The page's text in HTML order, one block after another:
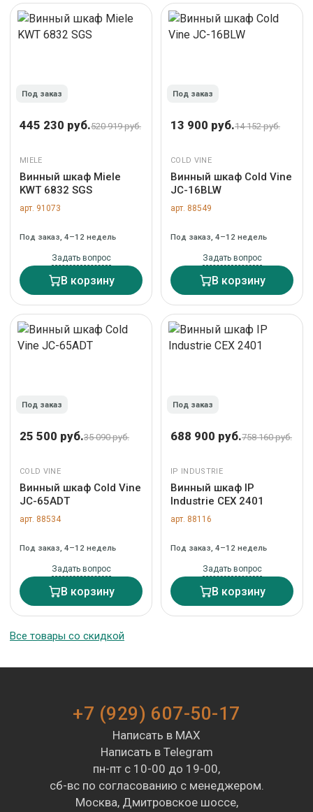
Под заказ
445 230 руб.520 919 руб.
MIELE
Винный шкаф Miele
KWT 6832 SGS
арт. 91073
Под заказ, 4–12 недель
Задать вопрос
В корзину
Под заказ
13 900 руб.14 152 руб.
COLD VINE
Винный шкаф Cold Vine
JC-16BLW
арт. 88549
Под заказ, 4–12 недель
Задать вопрос
В корзину
Под заказ
25 500 руб.35 090 руб.
COLD VINE
Винный шкаф Cold Vine
JC-65ADT
арт. 88534
Под заказ, 4–12 недель
Задать вопрос
В корзину
Под заказ
688 900 руб.758 160 руб.
IP INDUSTRIE
Винный шкаф IP
Industrie CEX 2401
арт. 88116
Под заказ, 4–12 недель
Задать вопрос
В корзину
Все товары со скидкой
+7 (929) 607-50-17
Написать в MAX
Написать в Telegram
пн-пт с 10-00 до 19-00,
сб-вс по согласованию с менеджером.
Москва, Дмитровское шоссе,